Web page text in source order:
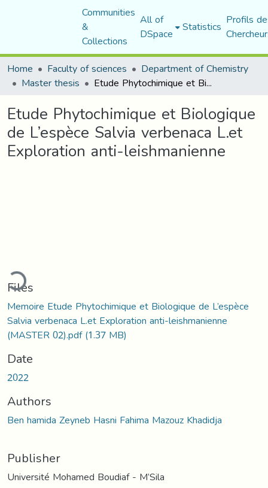
Communities
&
Collections
All of
DSpace Statistics Profils
Home
Faculty of sciences Department of Chemistry
Master thesis Etude Phytochimique et Biologique de L’espèce Salvia verbenaca L.et Exploration anti-leishmanienne
Etude Phytochimique et Biologique
de L’espèce Salvia verbenaca L.et
Exploration anti-leishmanienne
Loading...
Files
Memoire Etude Phytochimique et Biologique de L’espèce
Salvia verbenaca L.et Exploration anti-leishmanienne
(MASTER 02).pdf(1.37 MB)
Date
2022
Authors
Ben hamida Zeyneb Hasni Fahima Mazouz Khadidja
Publisher
Université Mohamed Boudiaf - M’Sila